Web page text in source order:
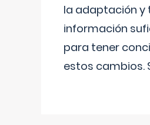
la adaptación y
información
para tener
estos cambios.